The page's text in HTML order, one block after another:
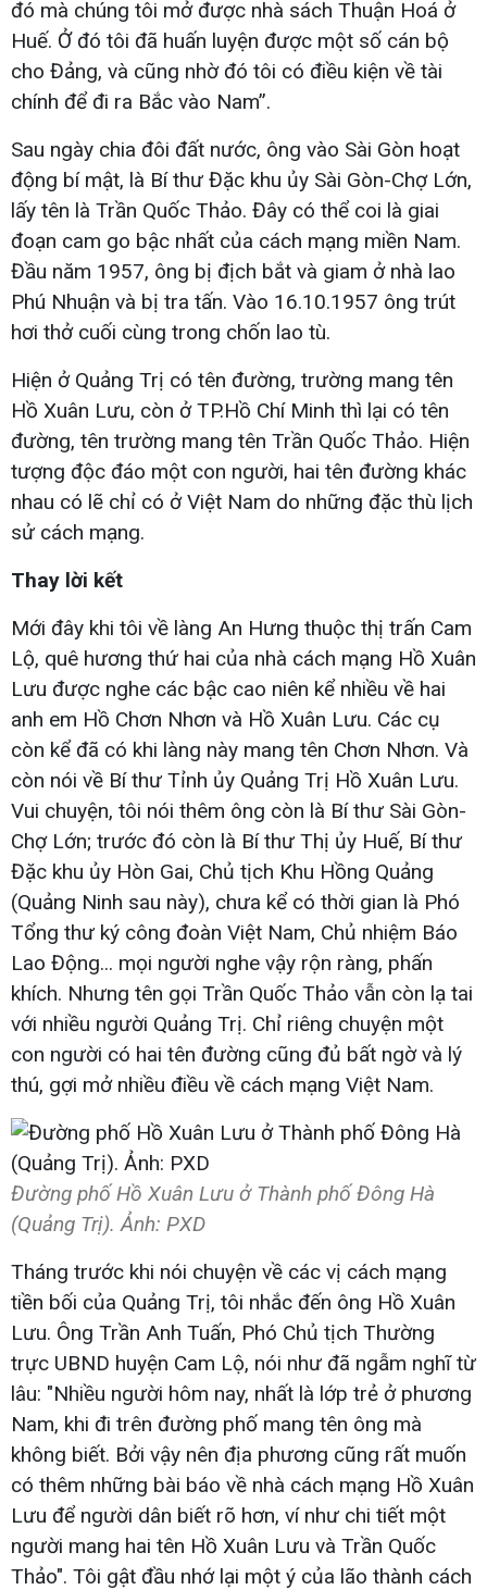
đó mà chúng tôi mở được nhà sách Thuận Hoá ở
Huế. Ở đó tôi đã huấn luyện được một số cán bộ
cho Đảng, và cũng nhờ đó tôi có điều kiện về tài
chính để đi ra Bắc vào Nam”.
Sau ngày chia đôi đất nước, ông vào Sài Gòn hoạt
động bí mật, là Bí thư Đặc khu ủy Sài Gòn-Chợ Lớn,
lấy tên là Trần Quốc Thảo. Đây có thể coi là giai
đoạn cam go bậc nhất của cách mạng miền Nam.
Đầu năm 1957, ông bị địch bắt và giam ở nhà lao
Phú Nhuận và bị tra tấn. Vào 16.10.1957 ông trút
hơi thở cuối cùng trong chốn lao tù.
Hiện ở Quảng Trị có tên đường, trường mang tên
Hồ Xuân Lưu, còn ở TP.Hồ Chí Minh thì lại có tên
đường, tên trường mang tên Trần Quốc Thảo. Hiện
tượng độc đáo một con người, hai tên đường khác
nhau có lẽ chỉ có ở Việt Nam do những đặc thù lịch
sử cách mạng.
Thay lời kết
Mới đây khi tôi về làng An Hưng thuộc thị trấn Cam
Lộ, quê hương thứ hai của nhà cách mạng Hồ Xuân
Lưu được nghe các bậc cao niên kể nhiều về hai
anh em Hồ Chơn Nhơn và Hồ Xuân Lưu. Các cụ
còn kể đã có khi làng này mang tên Chơn Nhơn. Và
còn nói về Bí thư Tỉnh ủy Quảng Trị Hồ Xuân Lưu.
Vui chuyện, tôi nói thêm ông còn là Bí thư Sài Gòn-
Chợ Lớn; trước đó còn là Bí thư Thị ủy Huế, Bí thư
Đặc khu ủy Hòn Gai, Chủ tịch Khu Hồng Quảng
(Quảng Ninh sau này), chưa kể có thời gian là Phó
Tổng thư ký công đoàn Việt Nam, Chủ nhiệm Báo
Lao Động... mọi người nghe vậy rộn ràng, phấn
khích. Nhưng tên gọi Trần Quốc Thảo vẫn còn lạ tai
với nhiều người Quảng Trị. Chỉ riêng chuyện một
con người có hai tên đường cũng đủ bất ngờ và lý
thú, gợi mở nhiều điều về cách mạng Việt Nam.
Đường phố Hồ Xuân Lưu ở Thành phố Đông Hà
(Quảng Trị). Ảnh: PXD
Tháng trước khi nói chuyện về các vị cách mạng
tiền bối của Quảng Trị, tôi nhắc đến ông Hồ Xuân
Lưu. Ông Trần Anh Tuấn, Phó Chủ tịch Thường
trực UBND huyện Cam Lộ, nói như đã ngẫm nghĩ từ
lâu: "Nhiều người hôm nay, nhất là lớp trẻ ở phương
Nam, khi đi trên đường phố mang tên ông mà
không biết. Bởi vậy nên địa phương cũng rất muốn
có thêm những bài báo về nhà cách mạng Hồ Xuân
Lưu để người dân biết rõ hơn, ví như chi tiết một
người mang hai tên Hồ Xuân Lưu và Trần Quốc
Thảo". Tôi gật đầu nhớ lại một ý của lão thành cách